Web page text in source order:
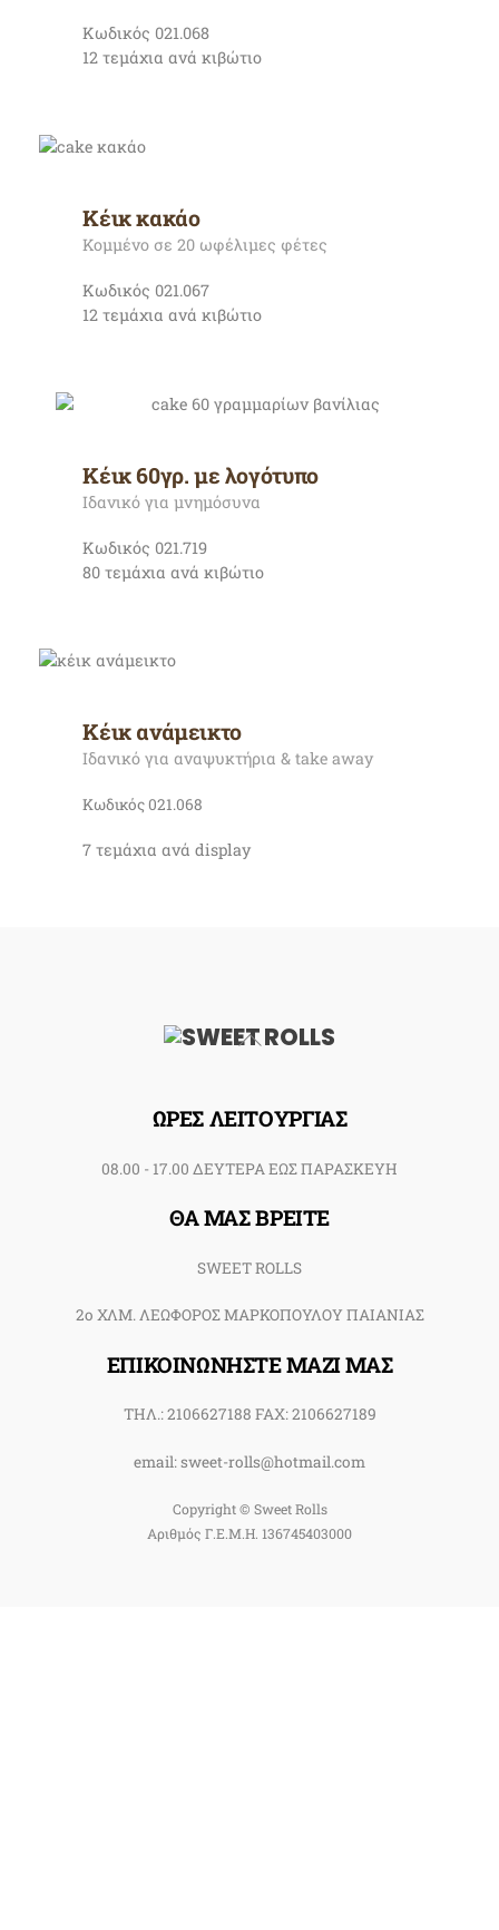
Κωδικός 021.068
12 τεμάχια ανά κιβώτιο
Κέικ κακάο
Κομμένο σε 20 ωφέλιμες φέτες
Κωδικός 021.067
12 τεμάχια ανά κιβώτιο
Κέικ 60γρ. με λογότυπο
Ιδανικό για μνημόσυνα
Κωδικός 021.719
80 τεμάχια ανά κιβώτιο
Κέικ ανάμεικτο
Ιδανικό για αναψυκτήρια & take away
Κωδικός 021.068
7 τεμάχια ανά display
Back
ΩΡΕΣ ΛΕΙΤΟΥΡΓΙΑΣ
08.00 - 17.00 ΔΕΥΤΕΡΑ ΕΩΣ ΠΑΡΑΣΚΕΥΗ
ΘΑ ΜΑΣ ΒΡΕΙΤΕ
SWEET ROLLS
2ο ΧΛΜ. ΛΕΩΦΟΡΟΣ ΜΑΡΚΟΠΟΥΛΟΥ ΠΑΙΑΝΙΑΣ
ΕΠΙΚΟΙΝΩΝΗΣΤΕ ΜΑΖΙ ΜΑΣ
ΤΗΛ.: 2106627188 FAX: 2106627189
email: sweet-rolls@hotmail.com
Copyright © Sweet Rolls
Αριθμός Γ.Ε.Μ.Η. 136745403000